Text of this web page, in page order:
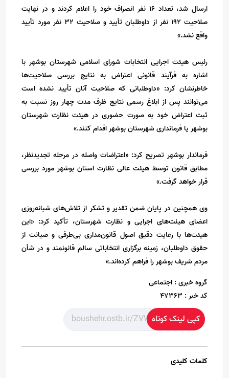
ارسال شد، تعداد ۱۶ نفر انصراف خود را اعلام کردند و در نهایت
صلاحیت ۱۹۲ نفر از داوطلبان تأیید و صلاحیت ۳۲ نفر مورد تأیید
واقع نشد.»
رئیس هیئت اجرایی انتخابات شورای اسلامی شهرستان بوشهر با
اشاره به فرآیند قانونی اعتراض به نتایج بررسی صلاحیت‌ها
خاطرنشان کرد: «داوطلبانی که صلاحیت آنان تأیید نشده است
می‌توانند پس از ابلاغ رسمی نتایج ظرف مدت چهار روز نسبت به
ثبت اعتراض خود به صورت حضوری در هیئت نظارت شهرستان
بوشهر یا فرمانداری شهرستان بوشهر اقدام کنند.»
فرماندار بوشهر تصریح کرد: «اعتراضات واصله در مرحله تجدیدنظر،
مطابق قانون توسط هیئت عالی نظارت استان بوشهر مورد بررسی
قرار خواهد گرفت.»
وی همچنین در پایان ضمن تقدیر و تشکر از تلاش‌های شبانه‌روزی
اعضای هیئت‌های اجرایی و نظارت شهرستان، تأکید کرد: «این
هیئت‌ها با رعایت دقیق اصول قانون‌مداری بی‌طرفی و صیانت از
حقوق داوطلبان، زمینه برگزاری انتخاباتی سالم قانونمند و در شأن
مردم شریف بوشهر را فراهم کرده‌اند.»
گروه خبری : اجتماعی
کد خبر : 47363
کپی لینک کوتاه
کلمات کلیدی